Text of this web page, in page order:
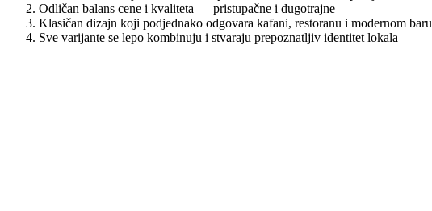
Odličan balans cene i kvaliteta — pristupačne i dugotrajne
Klasičan dizajn koji podjednako odgovara kafani, restoranu i modernom baru
Sve varijante se lepo kombinuju i stvaraju prepoznatljiv identitet lokala